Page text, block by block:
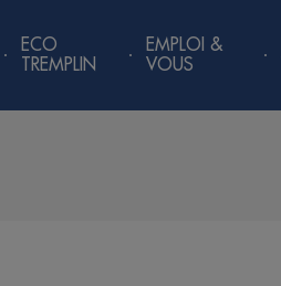
ECO
TREMPLIN
EMPLOI &
VOUS